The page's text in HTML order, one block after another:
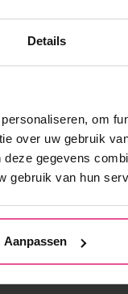
Details
om
over uw gebruik
gegevens
gebruik van hun
Aanpassen
de billen,